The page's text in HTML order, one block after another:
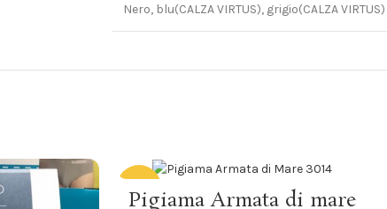
Nero, blu(CALZA VIRTUS), grigio(CALZA VIRTUS)
Pigiama Armata di mare